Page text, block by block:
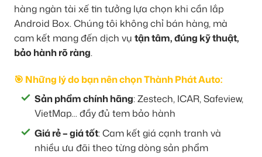
hàng ngàn tài xế tin tưởng lựa chọn khi cần lắp
Android Box. Chúng tôi không chỉ bán hàng, mà
cam kết mang đến dịch vụ tận tâm, đúng kỹ thuật,
bảo hành rõ ràng.
🎯 Những lý do bạn nên chọn Thành Phát Auto:
Sản phẩm chính hãng: Zestech, ICAR, Safeview,
VietMap… đầy đủ tem bảo hành
Giá rẻ – giá tốt: Cam kết giá cạnh tranh và
nhiều ưu đãi theo từng dòng sản phẩm